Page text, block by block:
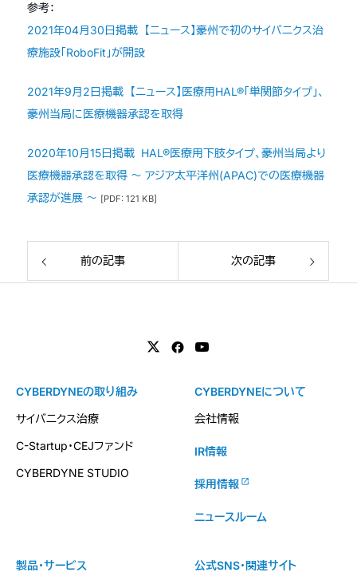
参考：
2021年04月30日掲載 【ニュース】豪州で初のサイバニクス治
療施設「RoboFit」が開設
2021年9月2日掲載 【ニュース】医療用HAL®「単関節タイプ」、
豪州当局に医療機器承認を取得
2020年10月15日掲載 HAL®医療用下肢タイプ、豪州当局より
医療機器承認を取得 〜 アジア太平洋州(APAC)での医療機器
承認が進展 〜 [PDF: 121 KB]
前の記事 次の記事
製品・サービス
CYBERDYNEの取り組み
サイバニクス治療
C-Startup・CEJファンド
CYBERDYNE STUDIO
CYBERDYNEについて
会社情報
IR情報
採用情報
ニュースルーム
公式SNS・関連サイト